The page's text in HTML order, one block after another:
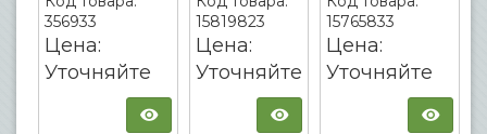
356933
Цена:
Уточняйте
15819823
Цена:
Уточняйте
15765833
Цена:
Уточняйте